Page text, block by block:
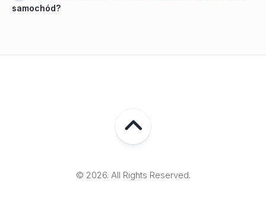
samochód?
© 2026. All Rights Reserved.